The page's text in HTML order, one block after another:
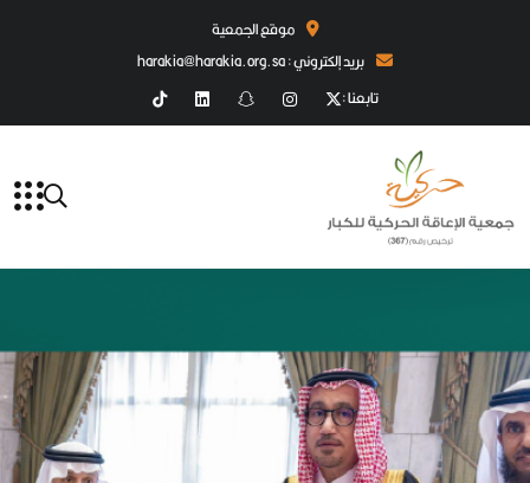
موقع الجمعية
بريد إلكتروني : harakia@harakia.org.sa
تابعنا :